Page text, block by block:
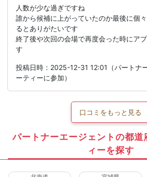
人数が少な過ぎですね
誰から候補に上がっていたのか最後に個
るとありがたいです
終了後や次回の会場で再度会った時にア
す
投稿日時：2025-12-31 12:01（パートナ
ーティーに参加）
口コミをもっと見る
パートナーエージェントの都道
ィーを探す